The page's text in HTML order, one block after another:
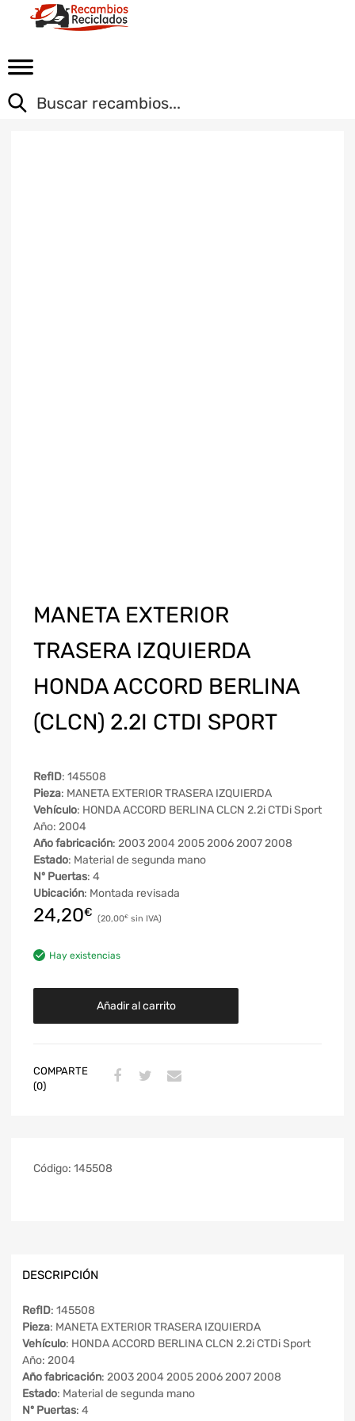
MANETA EXTERIOR
TRASERA IZQUIERDA
HONDA ACCORD BERLINA
(CLCN) 2.2I CTDI SPORT
RefID: 145508
Pieza: MANETA EXTERIOR TRASERA IZQUIERDA
Vehículo: HONDA ACCORD BERLINA CLCN 2.2i CTDi Sport
Año: 2004
Año fabricación: 2003 2004 2005 2006 2007 2008
Estado: Material de segunda mano
Nº Puertas: 4
Ubicación: Montada revisada
24,20€ 20,00€
Hay existencias
Añadir al carrito
COMPARTE
(0)
Código: 145508
DESCRIPCIÓN
RefID: 145508
Pieza: MANETA EXTERIOR TRASERA IZQUIERDA
Vehículo: HONDA ACCORD BERLINA CLCN 2.2i CTDi Sport
Año: 2004
Año fabricación: 2003 2004 2005 2006 2007 2008
Estado: Material de segunda mano
Nº Puertas: 4